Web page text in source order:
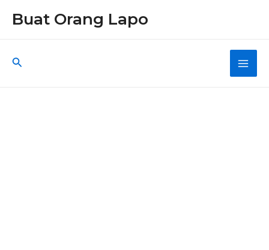
Buat Orang Lapo
Search
Main